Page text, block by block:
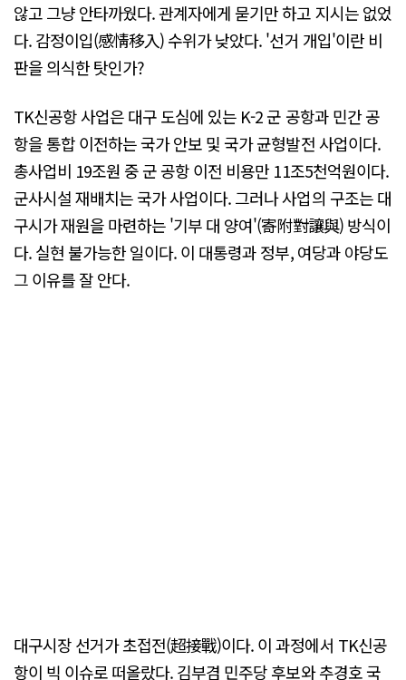
않고 그냥 안타까웠다. 관계자에게 묻기만 하고 지시는 없었
다. 감정이입(感情移入) 수위가 낮았다. '선거 개입'이란 비
판을 의식한 탓인가?
TK신공항 사업은 대구 도심에 있는 K-2 군 공항과 민간 공
항을 통합 이전하는 국가 안보 및 국가 균형발전 사업이다.
총사업비 19조원 중 군 공항 이전 비용만 11조5천억원이다.
군사시설 재배치는 국가 사업이다. 그러나 사업의 구조는 대
구시가 재원을 마련하는 '기부 대 양여'(寄附對讓與) 방식이
다. 실현 불가능한 일이다. 이 대통령과 정부, 여당과 야당도
그 이유를 잘 안다.
대구시장 선거가 초접전(超接戰)이다. 이 과정에서 TK신공
항이 빅 이슈로 떠올랐다. 김부겸 민주당 후보와 추경호 국